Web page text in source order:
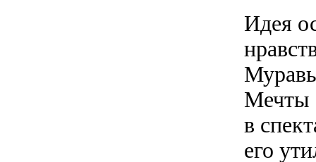
Идея
Мечты
в
его